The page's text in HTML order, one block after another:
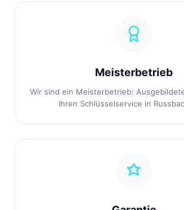
Meisterbetrieb
Wir sind ein Meisterbetrieb:
Ihren Schlüsselservice in